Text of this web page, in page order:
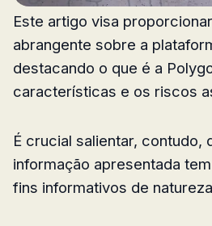
Este artigo visa
abrangente sobre a
destacando o que é a
características e os riscos
É crucial salientar, contudo,
informação apresentada
fins informativos de